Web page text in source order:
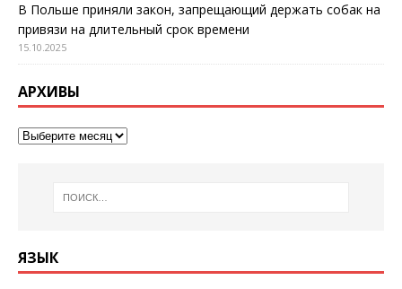
В Польше приняли закон, запрещающий держать собак на
привязи на длительный срок времени
15.10.2025
АРХИВЫ
ЯЗЫК